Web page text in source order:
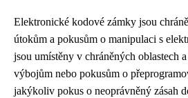
Elektronické kodové zámky jsou
útokům a pokusům o manipulaci s
jsou umístěny v chráněných oblastech
výbojům nebo pokusům o
jakýkoliv pokus o neoprávněný zásah